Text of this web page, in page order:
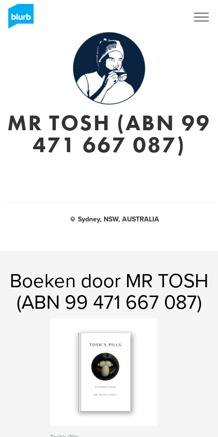
MR TOSH (ABN 99
471 667 087)
Sydney, NSW, AUSTRALIA
Boeken door MR TOSH
(ABN 99 471 667 087)